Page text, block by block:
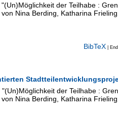
der Teilhabe :
Nina Berding, Katharina
BibTeX |
der Teilhabe :
Nina Berding, Katharina